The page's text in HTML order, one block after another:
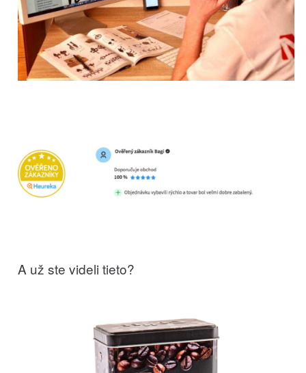
A už ste videli tieto?